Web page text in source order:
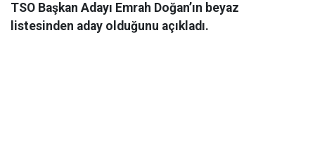
TSO Başkan Adayı Emrah Doğan’ın beyaz
listesinden aday olduğunu açıkladı.